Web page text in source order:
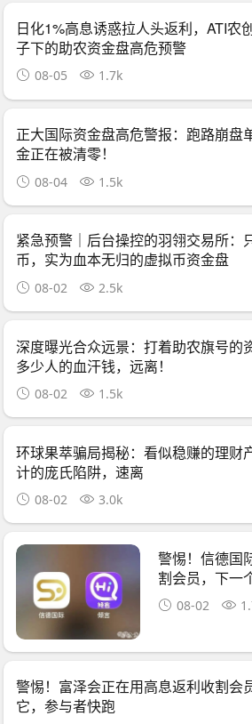
日化1%高息诱惑拉人头返利，ATI农
子下的助农资金盘高危预警
08-05 1.7k
正大国际资金盘高危警报：跑路崩盘
金正在被清零！
08-04 1.5k
紧急预警｜后台操控的羽翎交易所：
币，实为血本无归的虚拟币资金盘
08-02 2.5k
深度曝光合众远景：打着助农旗号的
多少人的血汗钱，远离！
08-02 1.5k
环球果萃骗局揭秘：看似稳赚的理财
计的庞氏陷阱，速离
08-02 3.0k
警惕！信德国
割会员，下一
者快跑
08-02
警惕！富泽会正在用高息返利收割会
它，参与者快跑